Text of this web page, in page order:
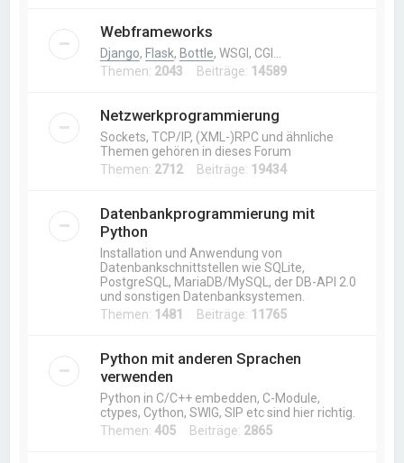
Webframeworks
Django, Flask, Bottle, WSGI, CGI…
Themen: 2043 Beiträge: 14589
Netzwerkprogrammierung
Sockets, TCP/IP, (XML-)RPC und ähnliche
Themen gehören in dieses Forum
Themen: 2712Beiträge: 19434
Datenbankprogrammierung mit
Python
Installation und Anwendung von
Datenbankschnittstellen wie SQLite,
PostgreSQL, MariaDB/MySQL, der DB-API 2.0
und sonstigen Datenbanksystemen.
Themen: 1481 Beiträge: 11765
Python mit anderen Sprachen
verwenden
Python in C/C++ embedden, C-Module,
ctypes, Cython, SWIG, SIP etc sind hier richtig.
Themen:405 Beiträge: 2865